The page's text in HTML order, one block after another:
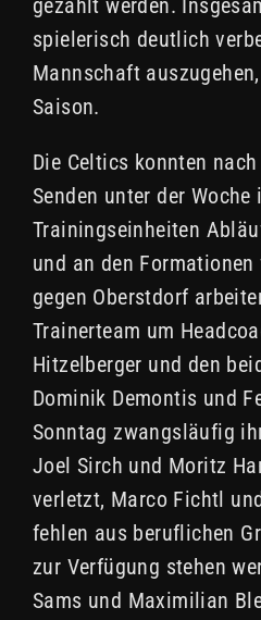
gezählt werden.
spielerisch deutlich
Mannschaft
Saison.
Die Celtics konnten
Senden unter der
Trainingseinheiten
und an den Formationen
gegen Oberstdorf
Trainerteam um
Hitzelberger und den
Dominik Demontis und
Sonntag zwangsläufig
Joel Sirch und Moritz
verletzt, Marco Fichtl
fehlen aus beruflichen
zur Verfügung stehen
Sams und Maximilian